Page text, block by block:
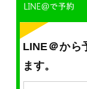
LINE＠から
ます。